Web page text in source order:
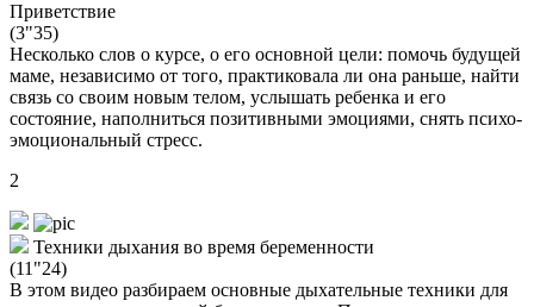
Приветствие
(3"35)
Несколько слов о курсе, о его основной цели: помочь будущей
маме, независимо от того, практиковала ли она раньше, найти
связь со своим новым телом, услышать ребенка и его
состояние, наполниться позитивными эмоциями, снять психо-
эмоциональный стресс.
2
Техники дыхания во время беременности
(11"24)
В этом видео разбираем основные дыхательные техники для